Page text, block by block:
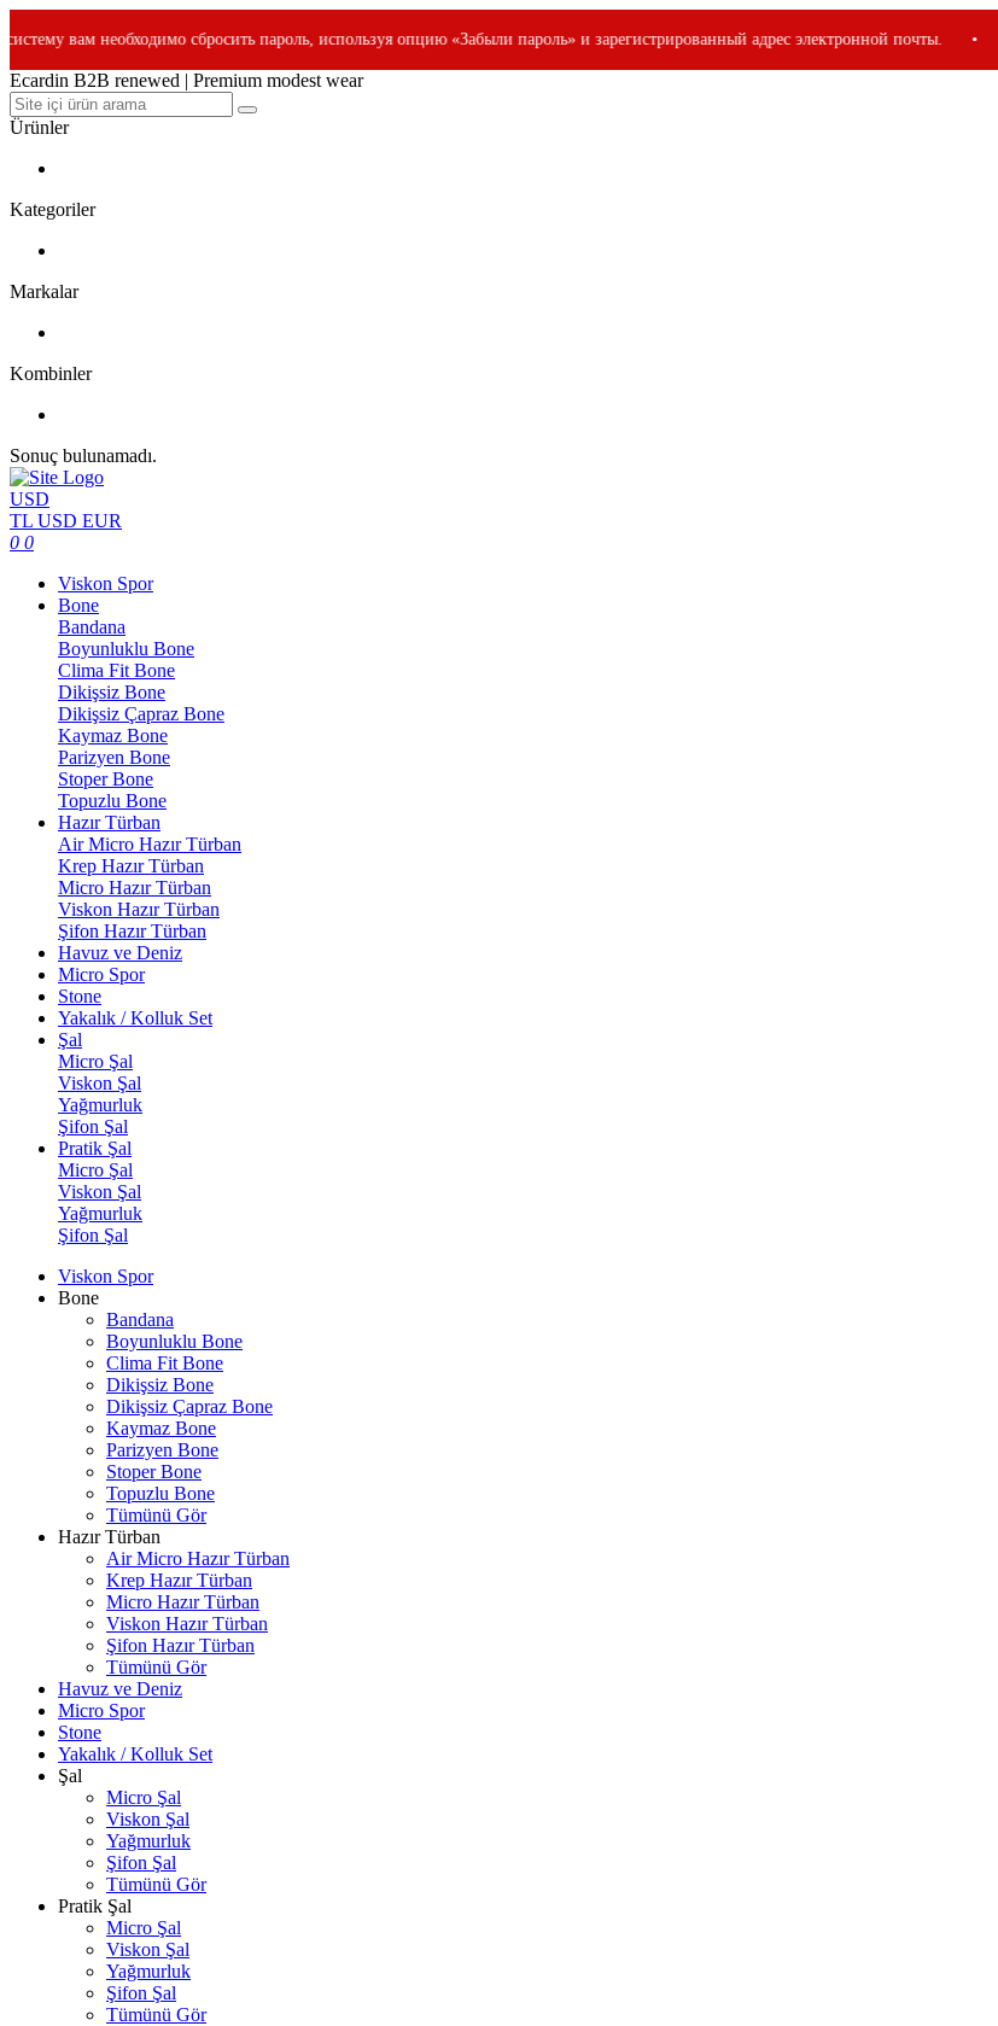
сбросить пароль, используя опцию «Забыли пароль» и зарегистрированный адрес электронной почты. •
Ecardin B2B renewed | Premium modest wear
Ürünler
Kategoriler
Markalar
Kombinler
Sonuç bulunamadı.
USD
TL USD EUR
0 0
Viskon Spor
Bone
Bandana
Boyunluklu Bone
Clima Fit Bone
Dikişsiz Bone
Dikişsiz Çapraz Bone
Kaymaz Bone
Parizyen Bone
Stoper Bone
Topuzlu Bone
Hazır Türban
Air Micro Hazır Türban
Krep Hazır Türban
Micro Hazır Türban
Viskon Hazır Türban
Şifon Hazır Türban
Havuz ve Deniz
Micro Spor
Stone
Yakalık / Kolluk Set
Şal
Micro Şal
Viskon Şal
Yağmurluk
Şifon Şal
Pratik Şal
Micro Şal
Viskon Şal
Yağmurluk
Şifon Şal
Viskon Spor
Bone
Bandana
Boyunluklu Bone
Clima Fit Bone
Dikişsiz Bone
Dikişsiz Çapraz Bone
Kaymaz Bone
Parizyen Bone
Stoper Bone
Topuzlu Bone
Tümünü Gör
Hazır Türban
Air Micro Hazır Türban
Krep Hazır Türban
Micro Hazır Türban
Viskon Hazır Türban
Şifon Hazır Türban
Tümünü Gör
Havuz ve Deniz
Micro Spor
Stone
Yakalık / Kolluk Set
Şal
Micro Şal
Viskon Şal
Yağmurluk
Şifon Şal
Tümünü Gör
Pratik Şal
Micro Şal
Viskon Şal
Yağmurluk
Şifon Şal
Tümünü Gör